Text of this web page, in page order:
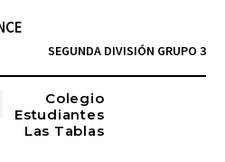
SEGUNDA DIVISIÓN GRUPO 3
Colegio
Estudiantes
Las Tablas